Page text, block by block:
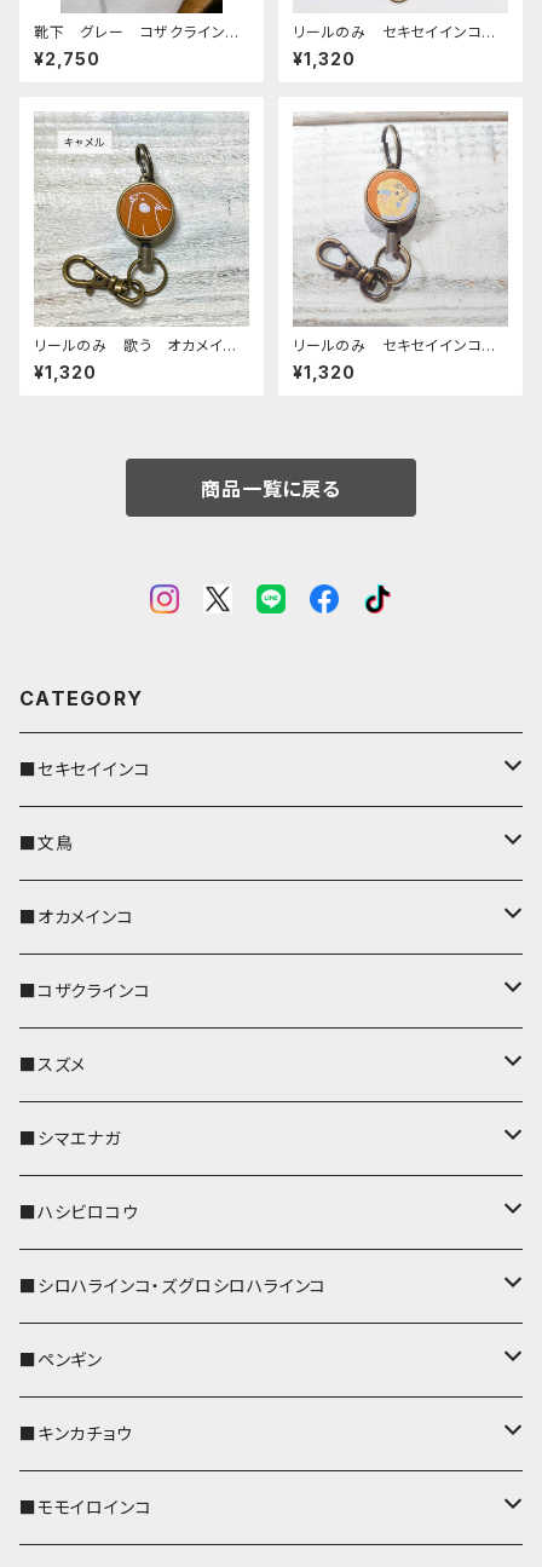
靴下 グレー コザクライン
コ 日本製 刺繍 奈良の靴
下 くつした こざくらいんこ
¥2,750
リールのみ セキセイインコ
モノトーン キャメル せきせい
いんこ
¥1,320
リールのみ 歌う オカメイン
コ モノトーン キャメル おか
めいんこ
¥1,320
リールのみ セキセイインコ
レインボー キャメル せきせ
いいんこ
¥1,320
商品一覧に戻る
CATEGORY
■セキセイインコ
キーカバー
キーホルダー
パスケース
リール付きストラップ
リールのみ
ストラップ付
IDカードホルダー
キーケース
名刺入れ・カードケース
コインケース
メガネケース
ポシェット・バッグ
■文鳥
キーカバー
キーホルダー
パスケース
リール付きストラップ
リールのみ
ストラップ付
キーケース
名刺入れ・カードケース
メガネケース
IDカードホルダー
ポシェット・バッグ
■オカメインコ
キーカバー
キーホルダー
パスケース
IDカードホルダー
リール付きストラップ
リールのみ
ストラップ付
キーケース
名刺入れ・カードケース
ポシェット・バッグ
■コザクラインコ
キーカバー
キーホルダー
パスケース
リール付きストラップ
リールのみ
ストラップ付
メガネケース
コインケース
IDカードホルダー
■スズメ
キーカバー
キーホルダー
パスケース
リール付きストラップ
リールのみ
ストラップ付
IDカードホルダー
メガネケース
■シマエナガ
キーカバー
キーホルダー
パスケース
IDカードホルダー
リール付きストラップ
■ハシビロコウ
キーカバー
キーホルダー
リール付きストラップ
リールのみ
レザートレイ
■シロハラインコ・ズグロシロハラインコ
キーカバー
キーホルダー
リール付きストラップ
■ペンギン
キーカバー
キーホルダー
■キンカチョウ
キーカバー
■モモイロインコ